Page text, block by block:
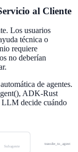
al Cliente
Los usuarios
técnica o
requiere
no deberían
de agentes.
ADK-Rust
LLM decide cuándo
Subagente
transfer_to_agent